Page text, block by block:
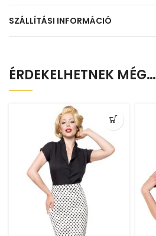
SZÁLLÍTÁSI INFORMÁCIÓ
ÉRDEKELHETNEK MÉG…